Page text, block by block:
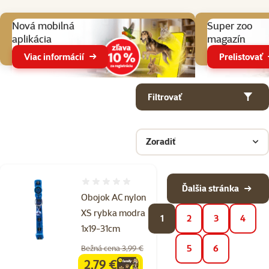
Nová mobilná
aplikácia
Viac informácií
Super zoo
magazín
Prelistovať
Filtrovať
Zoradiť
Produkty v kategorii Venčenie mačiek
Obojok AC nylon
XS rybka modra
1x19-31cm
Bežná cena 3,99 €
2,79 €
1 2 3 4
5 6
Ďalšia stránka